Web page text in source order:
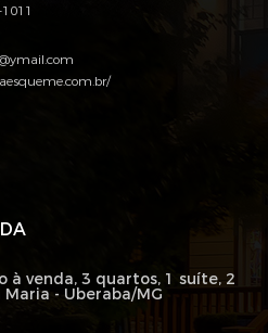
à venda, 3 quartos, 1 suíte, 2
Maria - Uberaba/MG